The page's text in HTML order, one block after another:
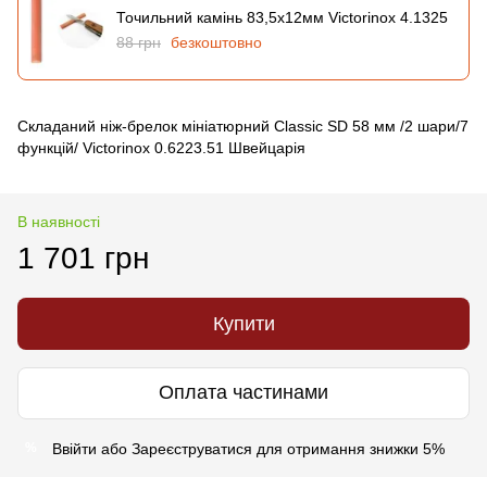
Точильний камінь 83,5х12мм Victorinox 4.1325
88 грн безкоштовно
Складаний ніж-брелок мініатюрний Classic SD 58 мм /2 шари/7
функцій/ Victorinox 0.6223.51 Швейцарія
В наявності
1 701 грн
Купити
Оплата частинами
Ввійти або Зареєструватися для отримання знижки 5%